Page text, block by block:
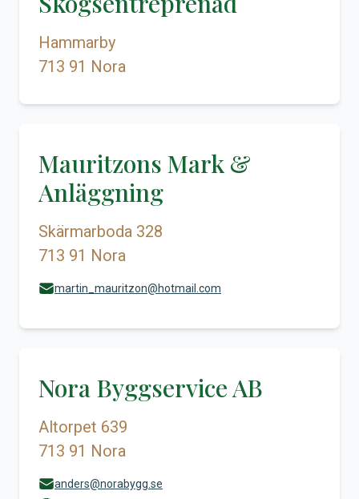
Hammarby
713 91 Nora
Mauritzons Mark &
Anläggning
Skärmarboda 328
713 91 Nora
martin_mauritzon@hotmail.com
Nora Byggservice AB
Altorpet 639
713 91 Nora
anders@norabygg.se